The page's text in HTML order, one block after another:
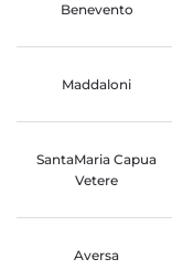
Benevento
Maddaloni
SantaMaria Capua
Vetere
Aversa